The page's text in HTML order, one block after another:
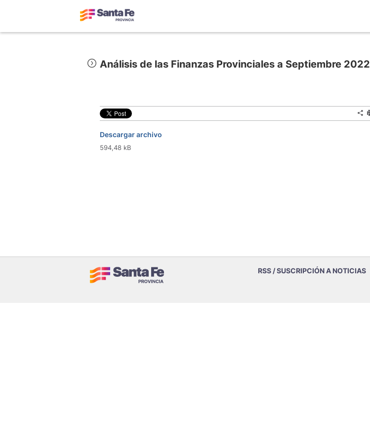
Análisis de las Finanzas Provinciales a Septiembre 2022
Descargar archivo
594,48 kB
RSS / SUSCRIPCIÓN A NOTICIAS